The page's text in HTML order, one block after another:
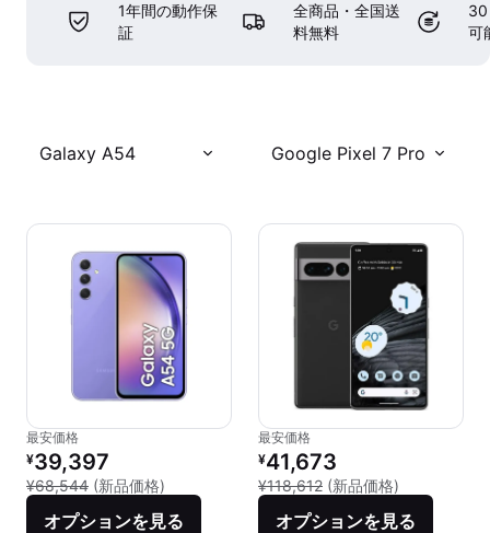
1年間の動作保
証
全商品・全国送
料無料
30
可
Galaxy A54 Google Pixel 7 Pro
最安価格
リファービッシュ品の価格：
¥39,397
¥68,544 (新品価格) 新品との比較：¥68,544
オプションを見る
最安価格
リファービッシュ品の価格：
¥41,673
¥118,612 (新品価格)
オプションを見る